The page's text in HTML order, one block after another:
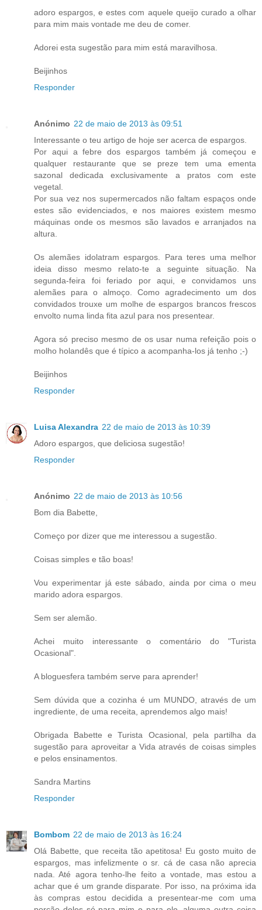
adoro espargos, e estes com aquele queijo curado a olhar
para mim mais vontade me deu de comer.
Adorei esta sugestão para mim está maravilhosa.
Beijinhos
Responder
Anónimo 22 de maio de 2013 às 09:51
Interessante o teu artigo de hoje ser acerca de espargos.
Por aqui a febre dos espargos também já começou e
qualquer restaurante que se preze tem uma ementa
sazonal dedicada exclusivamente a pratos com este
vegetal.
Por sua vez nos supermercados não faltam espaços onde
estes são evidenciados, e nos maiores existem mesmo
máquinas onde os mesmos são lavados e arranjados na
altura.
Os alemães idolatram espargos. Para teres uma melhor
ideia disso mesmo relato-te a seguinte situação. Na
segunda-feira foi feriado por aqui, e convidamos uns
alemães para o almoço. Como agradecimento um dos
convidados trouxe um molhe de espargos brancos frescos
envolto numa linda fita azul para nos presentear.
Agora só preciso mesmo de os usar numa refeição pois o
molho holandês que é típico a acompanha-los já tenho ;-)
Beijinhos
Responder
Luisa Alexandra 22 de maio de 2013 às 10:39
Adoro espargos, que deliciosa sugestão!
Responder
Anónimo 22 de maio de 2013 às 10:56
Bom dia Babette,
Começo por dizer que me interessou a sugestão.
Coisas simples e tão boas!
Vou experimentar já este sábado, ainda por cima o meu
marido adora espargos.
Sem ser alemão.
Achei muito interessante o comentário do "Turista
Ocasional".
A bloguesfera também serve para aprender!
Sem dúvida que a cozinha é um MUNDO, através de um
ingrediente, de uma receita, aprendemos algo mais!
Obrigada Babette e Turista Ocasional, pela partilha da
sugestão para aproveitar a Vida através de coisas simples
e pelos ensinamentos.
Sandra Martins
Responder
Bombom 22 de maio de 2013 às 16:24
Olá Babette, que receita tão apetitosa! Eu gosto muito de
espargos, mas infelizmente o sr. cá de casa não aprecia
nada. Até agora tenho-lhe feito a vontade, mas estou a
achar que é um grande disparate. Por isso, na próxima ida
às compras estou decidida a presentear-me com uma